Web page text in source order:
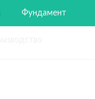
Фундамент